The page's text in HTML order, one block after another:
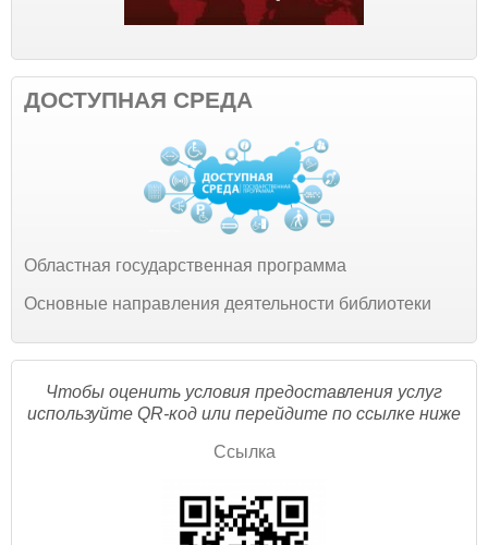
ДОСТУПНАЯ СРЕДА
Областная государственная программа
Основные направления деятельности библиотеки
Чтобы оценить условия предоставления услуг
используйте QR-код или перейдите по ссылке ниже
Ссылка